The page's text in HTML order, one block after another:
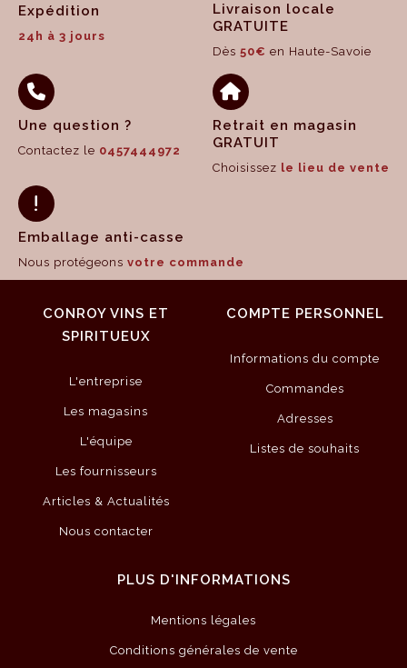
Expédition
24h à 3 jours
Livraison locale
GRATUITE
Dès 50€ en Haute-Savoie
Une question ?
Contactez le 0457444972
Retrait en magasin
GRATUIT
Choisissez le lieu de vente
Emballage anti-casse
Nous protégeons votre commande
CONROY VINS ET
SPIRITUEUX
L'entreprise
Les magasins
L'équipe
Les fournisseurs
Articles & Actualités
Nous contacter
COMPTE PERSONNEL
Informations du compte
Commandes
Adresses
Listes de souhaits
PLUS D'INFORMATIONS
Mentions légales
Conditions générales de vente